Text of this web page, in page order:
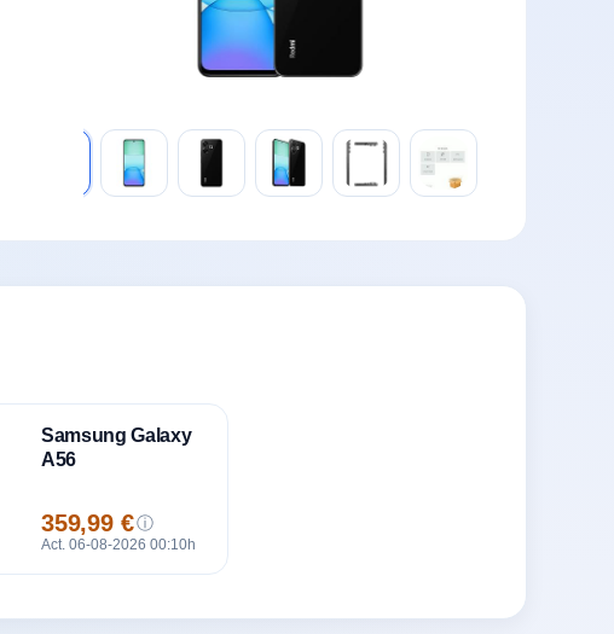
Samsung Galaxy
A56
Precio
359,99 € ⓘ
Act. 06-08-2026 00:10h